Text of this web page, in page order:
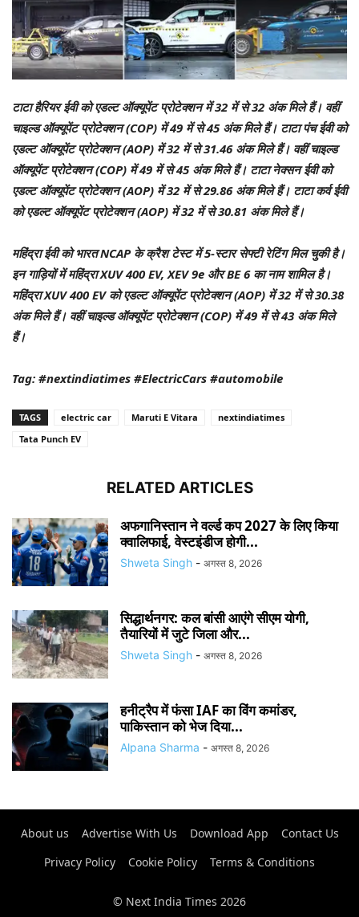
टाटा हैरियर ईवी को एडल्ट ऑक्यूपेंट प्रोटेक्शन में 32 में से 32 अंक मिले हैं। वहीं
चाइल्ड ऑक्यूपेंट प्रोटेक्शन (COP) में 49 में से 45 अंक मिले हैं। टाटा पंच ईवी को
एडल्ट ऑक्यूपेंट प्रोटेक्शन (AOP) में 32 में से 31.46 अंक मिले हैं। वहीं चाइल्ड
ऑक्यूपेंट प्रोटेक्शन (COP) में 49 में से 45 अंक मिले हैं। टाटा नेक्सन ईवी को
एडल्ट ऑक्यूपेंट प्रोटेक्शन (AOP) में 32 में से 29.86 अंक मिले हैं। टाटा कर्व ईवी
को एडल्ट ऑक्यूपेंट प्रोटेक्शन (AOP) में 32 में से 30.81 अंक मिले हैं।
महिंद्रा ईवी को भारत NCAP के क्रैश टेस्ट में 5-स्टार सेफ्टी रेटिंग मिल चुकी है।
इन गाड़ियों में महिंद्रा XUV 400 EV, XEV 9e और BE 6 का नाम शामिल है।
महिंद्रा XUV 400 EV को एडल्ट ऑक्यूपेंट प्रोटेक्शन (AOP) में 32 में से 30.38
अंक मिले हैं। वहीं चाइल्ड ऑक्यूपेंट प्रोटेक्शन (COP) में 49 में से 43 अंक मिले
हैं।
Tag: #nextindiatimes #ElectricCars #automobile
TAGS electric car Maruti E Vitara
nextindiatimes
Tata Punch EV
RELATED ARTICLES
अफगानिस्तान ने वर्ल्ड कप 2027 के लिए किया
क्वालिफाई, वेस्टइंडीज होगी...
Shweta Singh - अगस्त 8, 2026
सिद्धार्थनगर: कल बांसी आएंगे सीएम योगी,
तैयारियों में जुटे जिला और...
Shweta Singh - अगस्त 8, 2026
हनीट्रैप में फंसा IAF का विंग कमांडर,
पाकिस्तान को भेज दिया...
Alpana Sharma - अगस्त 8, 2026
About us Advertise With Us Download App
Contact Us
Privacy Policy
Cookie Policy Terms & Conditions
© Next India Times 2026